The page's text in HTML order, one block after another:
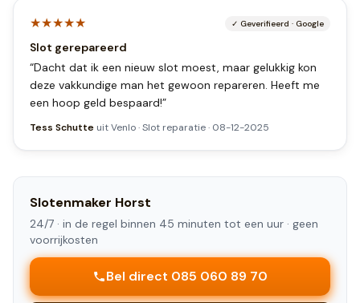
★★★★★ ✓ Geverifieerd · Google
Slot gerepareerd
“Dacht dat ik een nieuw slot moest, maar gelukkig kon
deze vakkundige man het gewoon repareren. Heeft me
een hoop geld bespaard!”
Tess Schutte uitVenlo·Slot reparatie· 08-12-2025
Slotenmaker Horst
24/7 · in de regel binnen 45 minuten tot een uur · geen
voorrijkosten
Bel direct 085 060 89 70